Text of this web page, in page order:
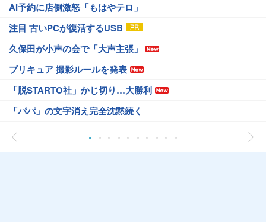
AI予約に店側激怒「もはやテロ」
注目 古いPCが復活するUSB
久保田が小声の会で「大声主張」
プリキュア 撮影ルールを発表
「脱STARTO社」かじ切り…大勝利
「パパ」の文字消え完全沈黙続く